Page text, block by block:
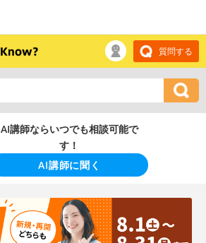
質問する
AI講師ならいつでも相談可能で
す！
AI講師に聞く